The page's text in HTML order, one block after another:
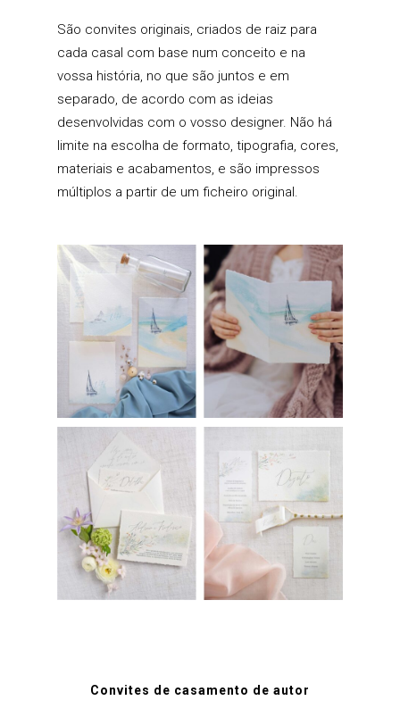
São convites originais, criados de raiz para
cada casal com base num conceito e na
vossa história, no que são juntos e em
separado, de acordo com as ideias
desenvolvidas com o vosso designer. Não há
limite na escolha de formato, tipografia, cores,
materiais e acabamentos, e são impressos
múltiplos a partir de um ficheiro original.
Convites de casamento de autor